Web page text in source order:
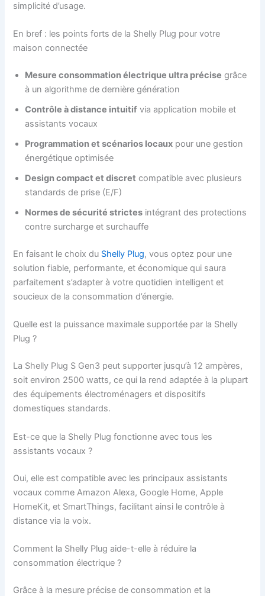
simplicité d’usage.
En bref : les points forts de la Shelly Plug pour votre
maison connectée
Mesure consommation électrique ultra précise grâce
à un algorithme de dernière génération
Contrôle à distance intuitif via application mobile et
assistants vocaux
Programmation et scénarios locaux pour une gestion
énergétique optimisée
Design compact et discret compatible avec plusieurs
standards de prise (E/F)
Normes de sécurité strictes intégrant des protections
contre surcharge et surchauffe
En faisant le choix du Shelly Plug, vous optez pour une
solution fiable, performante, et économique qui saura
parfaitement s’adapter à votre quotidien intelligent et
soucieux de la consommation d’énergie.
Quelle est la puissance maximale supportée par la Shelly
Plug ?
La Shelly Plug S Gen3 peut supporter jusqu’à 12 ampères,
soit environ 2500 watts, ce qui la rend adaptée à la plupart
des équipements électroménagers et dispositifs
domestiques standards.
Est-ce que la Shelly Plug fonctionne avec tous les
assistants vocaux ?
Oui, elle est compatible avec les principaux assistants
vocaux comme Amazon Alexa, Google Home, Apple
HomeKit, et SmartThings, facilitant ainsi le contrôle à
distance via la voix.
Comment la Shelly Plug aide-t-elle à réduire la
consommation électrique ?
Grâce à la mesure précise de consommation et la